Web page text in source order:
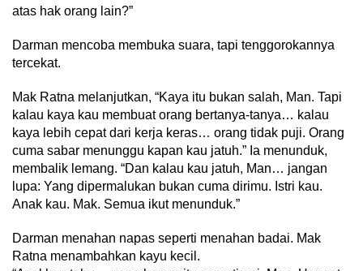
atas hak orang lain?”
Darman mencoba membuka suara, tapi tenggorokannya
tercekat.
Mak Ratna melanjutkan, “Kaya itu bukan salah, Man. Tapi
kalau kaya kau membuat orang bertanya-tanya… kalau
kaya lebih cepat dari kerja keras… orang tidak puji. Orang
cuma sabar menunggu kapan kau jatuh.” Ia menunduk,
membalik lemang. “Dan kalau kau jatuh, Man… jangan
lupa: Yang dipermalukan bukan cuma dirimu. Istri kau.
Anak kau. Mak. Semua ikut menunduk.”
Darman menahan napas seperti menahan badai. Mak
Ratna menambahkan kayu kecil.